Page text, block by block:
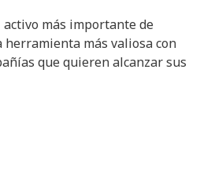
activo más importante de
más valiosa con
que quieren alcanzar sus